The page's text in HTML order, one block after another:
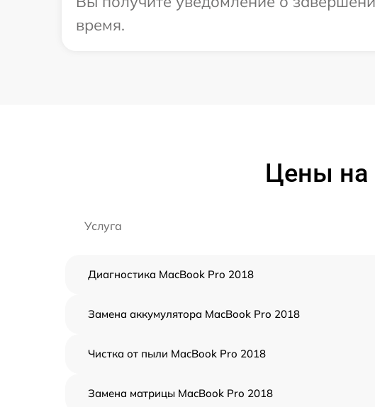
время.
Цены на
Услуга
Диагностика MacBook Pro 2018
Замена аккумулятора MacBook Pro 2018
Чистка от пыли MacBook Pro 2018
Замена матрицы MacBook Pro 2018